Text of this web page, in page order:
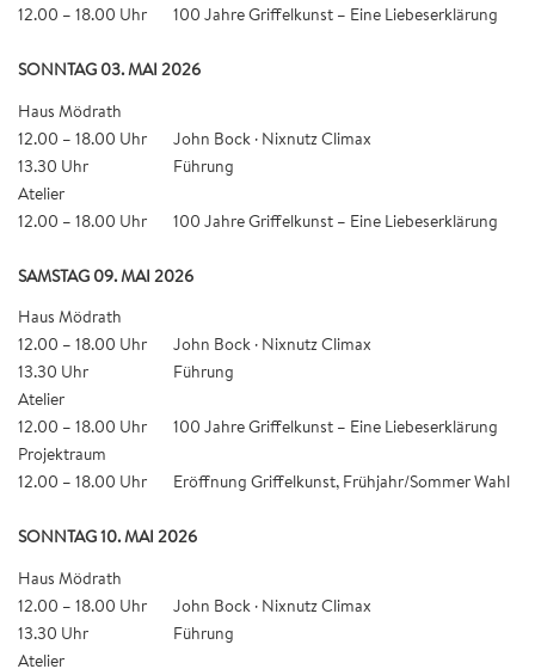
12.00 – 18.00 Uhr
100 Jahre Griffelkunst – Eine Liebeserklärung
SONNTAG 03. MAI 2026
Haus Mödrath
12.00 – 18.00 Uhr
John Bock · Nixnutz Climax
13.30 Uhr
Führung
Atelier
12.00 – 18.00 Uhr
100 Jahre Griffelkunst – Eine Liebeserklärung
SAMSTAG 09. MAI 2026
Haus Mödrath
12.00 – 18.00 Uhr
John Bock · Nixnutz Climax
13.30 Uhr
Führung
Atelier
12.00 – 18.00 Uhr
100 Jahre Griffelkunst – Eine Liebeserklärung
Projektraum
12.00 – 18.00 Uhr
Eröffnung Griffelkunst, Frühjahr/Sommer Wahl
SONNTAG 10. MAI 2026
Haus Mödrath
12.00 – 18.00 Uhr
John Bock · Nixnutz Climax
13.30 Uhr
Führung
Atelier